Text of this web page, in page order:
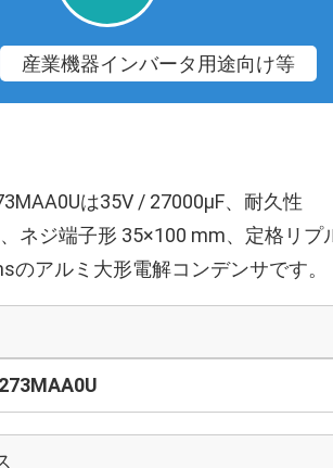
産業機器インバータ用途向け等
は35V / 27000µF、耐久性
ネジ端子形 35×100 mm、定格リプ
のアルミ大形電解コンデンサです。